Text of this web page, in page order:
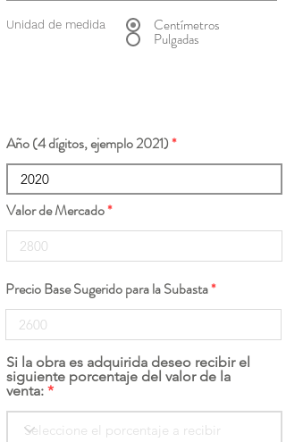
Unidad de medida Centímetros
Pulgadas
Año (4 dígitos, ejemplo 2021)
Valor de Mercado
Precio Base Sugerido para la Subasta
Si la obra es adquirida deseo recibir el
siguiente porcentaje del valor de la
venta: